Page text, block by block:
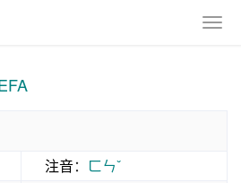
注音： ㄈㄣˇ